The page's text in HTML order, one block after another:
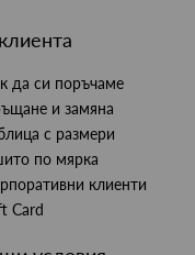
да си поръчаме
и замяна
с размери
по мярка
клиенти
Card